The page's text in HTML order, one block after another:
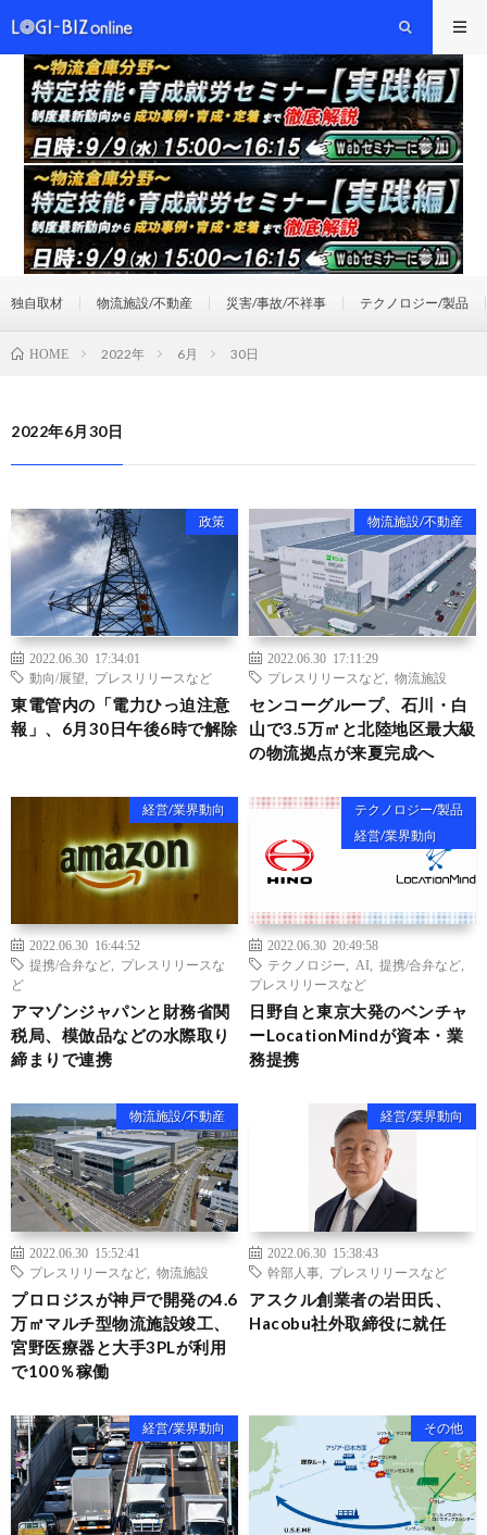
独自取材 物流施設/不動産 災害/事故/不祥事 テクノロジー/製品
HOME 2022年 6月 30日
2022年6月30日
政策
2022.06.30 17:34:01
動向/展望
プレスリリースなど
東電管内の「電力ひっ迫注意
報」、6月30日午後6時で解除
物流施設/不動産
2022.06.30 17:11:29
プレスリリースなど
物流施設
センコーグループ、石川・白
山で3.5万㎡と北陸地区最大級
の物流拠点が来夏完成へ
経営/業界動向
2022.06.30 16:44:52
提携/合弁など
プレスリリースな
ど
アマゾンジャパンと財務省関
税局、模倣品などの水際取り
締まりで連携
テクノロジー/製品
経営/業界動向
2022.06.30 20:49:58
テクノロジー
AI 提携/合弁など
プレスリリースなど
日野自と東京大発のベンチャ
ーLocationMindが資本・業
務提携
物流施設/不動産
2022.06.30 15:52:41
プレスリリースなど
物流施設
プロロジスが神戸で開発の4.6
万㎡マルチ型物流施設竣工、
宮野医療器と大手3PLが利用
で100％稼働
経営/業界動向
2022.06.30 15:38:43
幹部人事
プレスリリースなど
アスクル創業者の岩田氏、
Hacobu社外取締役に就任
経営/業界動向 その他